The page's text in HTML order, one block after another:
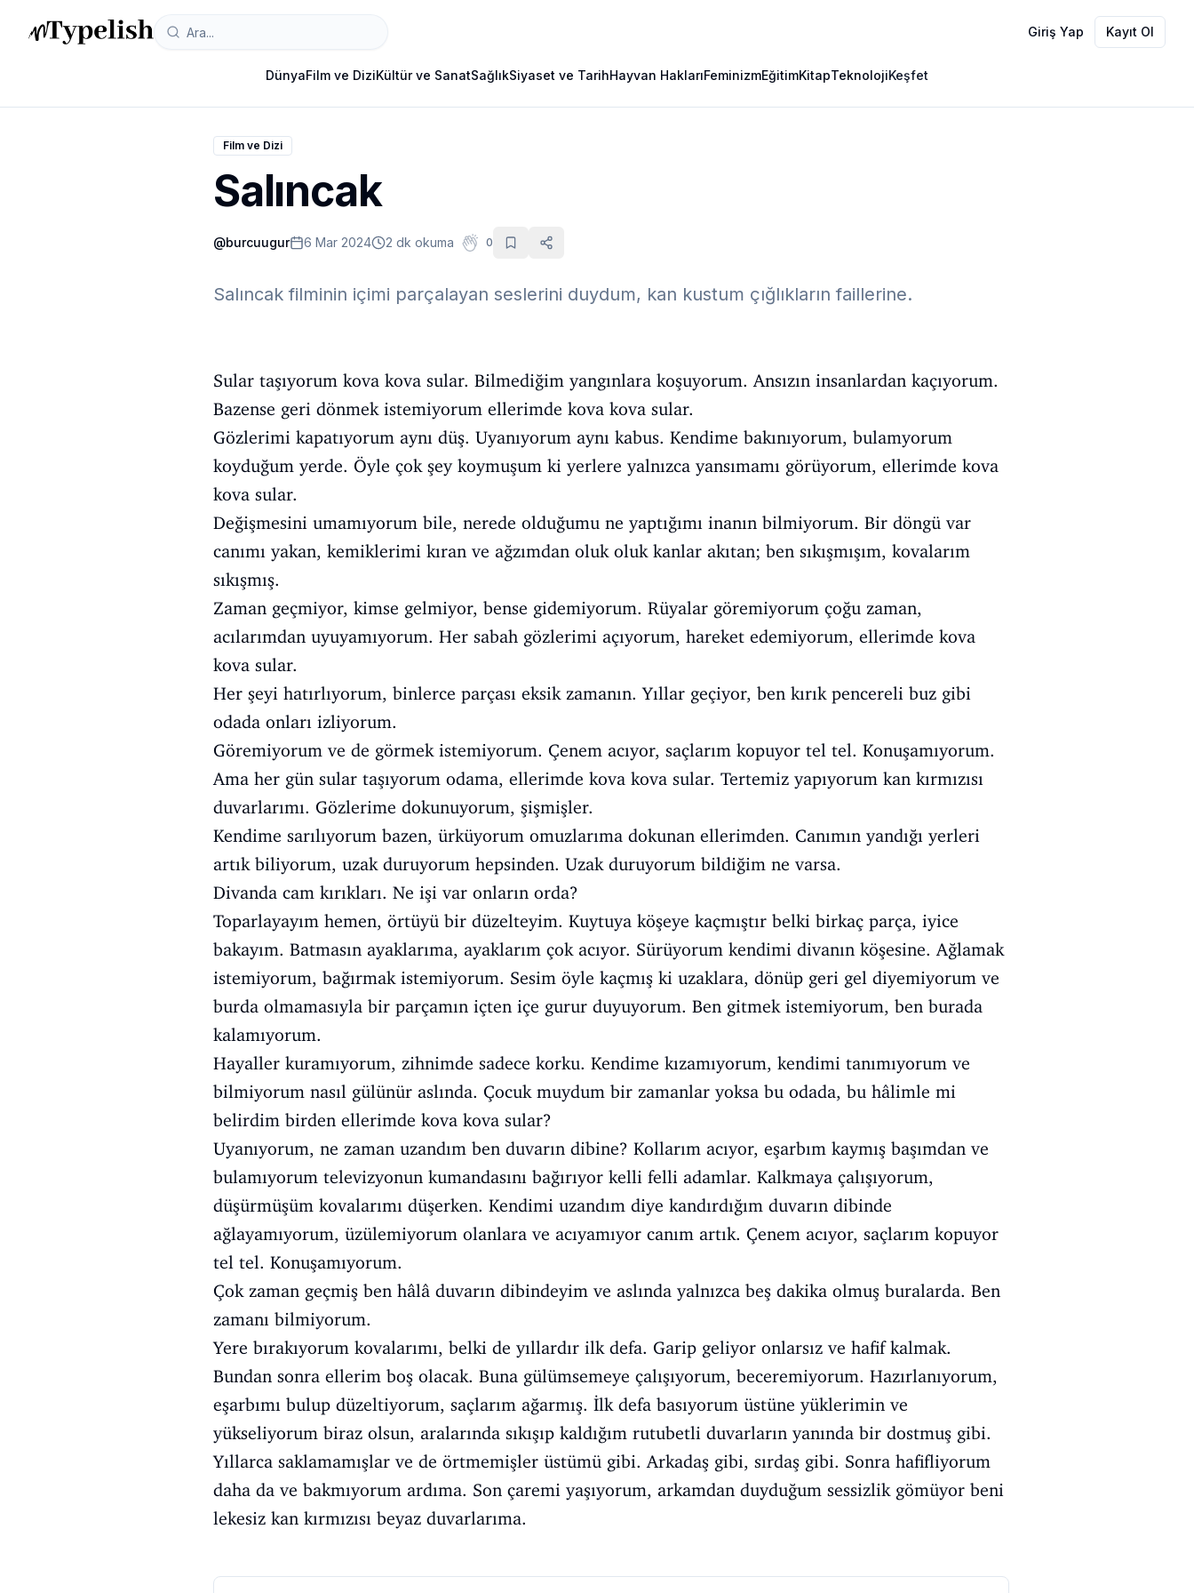
Giriş Yap Kayıt Ol
DünyaFilm ve DiziKültür ve SanatSağlıkSiyaset ve TarihHayvan HaklarıFeminizmEğitimKitapTeknolojiKeşfet
Film ve Dizi
Salıncak
@burcuugur 6 Mar 2024 2 dk okuma 0
Salıncak filminin içimi parçalayan seslerini duydum, kan kustum çığlıkların faillerine.
Sular taşıyorum kova kova sular. Bilmediğim yangınlara koşuyorum. Ansızın insanlardan kaçıyorum.
Bazense geri dönmek istemiyorum ellerimde kova kova sular.
Gözlerimi kapatıyorum aynı düş. Uyanıyorum aynı kabus. Kendime bakınıyorum, bulamyorum
koyduğum yerde. Öyle çok şey koymuşum ki yerlere yalnızca yansımamı görüyorum, ellerimde kova
kova sular.
Değişmesini umamıyorum bile, nerede olduğumu ne yaptığımı inanın bilmiyorum. Bir döngü var
canımı yakan, kemiklerimi kıran ve ağzımdan oluk oluk kanlar akıtan; ben sıkışmışım, kovalarım
sıkışmış.
Zaman geçmiyor, kimse gelmiyor, bense gidemiyorum. Rüyalar göremiyorum çoğu zaman,
acılarımdan uyuyamıyorum. Her sabah gözlerimi açıyorum, hareket edemiyorum, ellerimde kova
kova sular.
Her şeyi hatırlıyorum, binlerce parçası eksik zamanın. Yıllar geçiyor, ben kırık pencereli buz gibi
odada onları izliyorum.
Göremiyorum ve de görmek istemiyorum. Çenem acıyor, saçlarım kopuyor tel tel. Konuşamıyorum.
Ama her gün sular taşıyorum odama, ellerimde kova kova sular. Tertemiz yapıyorum kan kırmızısı
duvarlarımı. Gözlerime dokunuyorum, şişmişler.
Kendime sarılıyorum bazen, ürküyorum omuzlarıma dokunan ellerimden. Canımın yandığı yerleri
artık biliyorum, uzak duruyorum hepsinden. Uzak duruyorum bildiğim ne varsa.
Divanda cam kırıkları. Ne işi var onların orda?
Toparlayayım hemen, örtüyü bir düzelteyim. Kuytuya köşeye kaçmıştır belki birkaç parça, iyice
bakayım. Batmasın ayaklarıma, ayaklarım çok acıyor. Sürüyorum kendimi divanın köşesine. Ağlamak
istemiyorum, bağırmak istemiyorum. Sesim öyle kaçmış ki uzaklara, dönüp geri gel diyemiyorum ve
burda olmamasıyla bir parçamın içten içe gurur duyuyorum. Ben gitmek istemiyorum, ben burada
kalamıyorum.
Hayaller kuramıyorum, zihnimde sadece korku. Kendime kızamıyorum, kendimi tanımıyorum ve
bilmiyorum nasıl gülünür aslında. Çocuk muydum bir zamanlar yoksa bu odada, bu hâlimle mi
belirdim birden ellerimde kova kova sular?
Uyanıyorum, ne zaman uzandım ben duvarın dibine? Kollarım acıyor, eşarbım kaymış başımdan ve
bulamıyorum televizyonun kumandasını bağırıyor kelli felli adamlar. Kalkmaya çalışıyorum,
düşürmüşüm kovalarımı düşerken. Kendimi uzandım diye kandırdığım duvarın dibinde
ağlayamıyorum, üzülemiyorum olanlara ve acıyamıyor canım artık. Çenem acıyor, saçlarım kopuyor
tel tel. Konuşamıyorum.
Çok zaman geçmiş ben hâlâ duvarın dibindeyim ve aslında yalnızca beş dakika olmuş buralarda. Ben
zamanı bilmiyorum.
Yere bırakıyorum kovalarımı, belki de yıllardır ilk defa. Garip geliyor onlarsız ve hafif kalmak.
Bundan sonra ellerim boş olacak. Buna gülümsemeye çalışıyorum, beceremiyorum. Hazırlanıyorum,
eşarbımı bulup düzeltiyorum, saçlarım ağarmış. İlk defa basıyorum üstüne yüklerimin ve
yükseliyorum biraz olsun, aralarında sıkışıp kaldığım rutubetli duvarların yanında bir dostmuş gibi.
Yıllarca saklamamışlar ve de örtmemişler üstümü gibi. Arkadaş gibi, sırdaş gibi. Sonra hafifliyorum
daha da ve bakmıyorum ardıma. Son çaremi yaşıyorum, arkamdan duyduğum sessizlik gömüyor beni
lekesiz kan kırmızısı beyaz duvarlarıma.